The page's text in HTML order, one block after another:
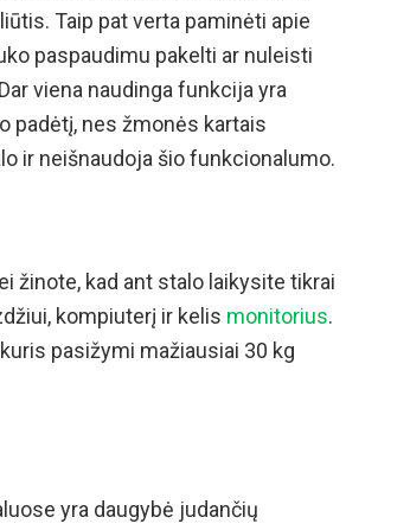
Taip pat verta paminėti apie
paspaudimu pakelti ar nuleisti
viena naudinga funkcija yra
padėtį, nes žmonės kartais
ir neišnaudoja šio funkcionalumo.
žinote, kad ant stalo laikysite tikrai
kompiuterį ir kelis monitorius.
pasižymi mažiausiai 30 kg
yra daugybė judančių